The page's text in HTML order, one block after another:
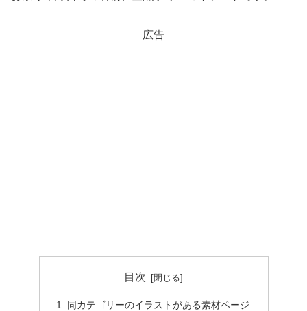
広告
目次
同カテゴリーのイラストがある素材ページ